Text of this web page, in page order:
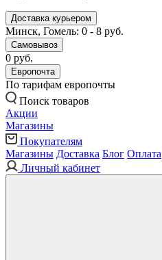
Доставка курьером
Минск, Гомель: 0 - 8 руб.
Самовывоз
0 руб.
Европочта
По тарифам европочты
Поиск товаров
Акции
Магазины
Покупателям
Магазины Доставка Блог Оплата
Личный кабинет